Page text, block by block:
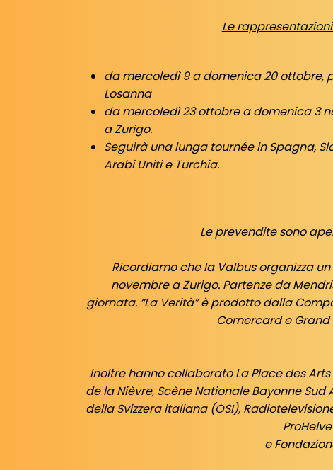
Le
da mercoledì 9 a domenica 20 ottobre,
Losanna
da mercoledì 23 ottobre a domenica 3
a Zurigo.
Seguirà una lunga tournée in Spagna,
Arabi Uniti e Turchia.
Le prevendite sono
Ricordiamo che la Valbus organizza
novembre a Zurigo. Partenze da
giornata. “La Verità” è prodotto dalla
Cornercard e
Inoltre hanno collaborato La Place des
de la Nièvre, Scène Nationale Bayonne
della Svizzera italiana (OSI),
e